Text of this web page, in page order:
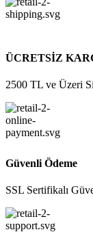
ÜCRETSİZ
2500 TL ve Üzeri
Güvenli Ödeme
SSL Sertifikalı